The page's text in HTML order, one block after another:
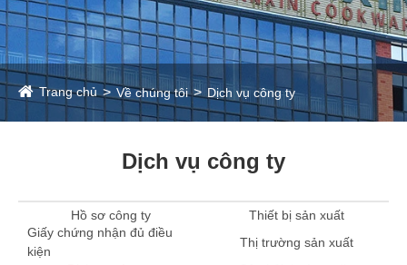
Trang chủ Về chúng tôi Dịch vụ công ty
Dịch vụ công ty
Hồ sơ công ty
Thiết bị sản xuất
Giấy chứng nhận đủ điều
kiện
Thị trường sản xuất